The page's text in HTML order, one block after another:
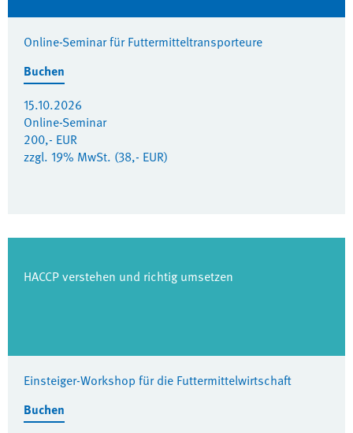
Online-Seminar für Futtermitteltransporteure
Buchen
15.10.2026
Online-Seminar
200,- EUR
zzgl. 19% MwSt. (38,- EUR)
HACCP verstehen und richtig umsetzen
Einsteiger-Workshop für die Futtermittelwirtschaft
Buchen